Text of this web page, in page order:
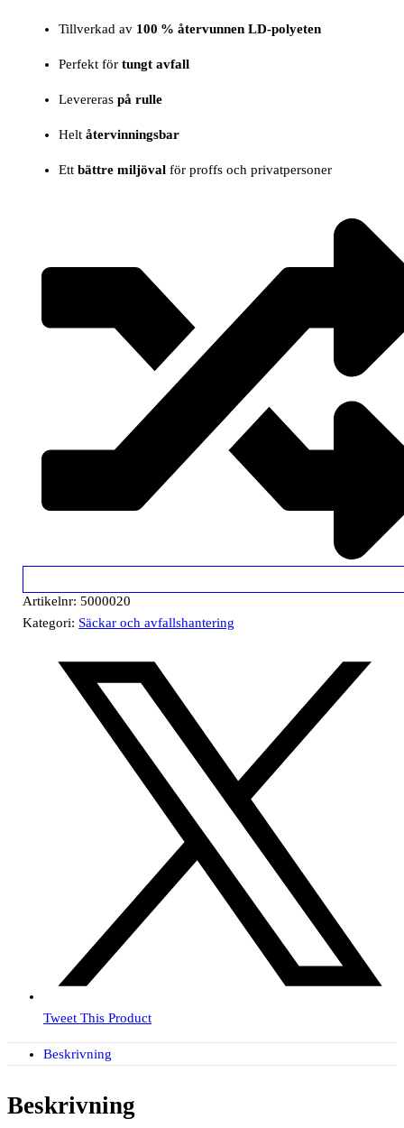
Tillverkad av 100 % återvunnen LD-polyeten
Perfekt förtungt avfall
Levereraspå rulle
Heltåtervinningsbar
Ettbättre miljöval för proffs och privatpersoner
Artikelnr:5000020
Kategori: Säckar och avfallshantering
Tweet This Product
Beskrivning
Beskrivning